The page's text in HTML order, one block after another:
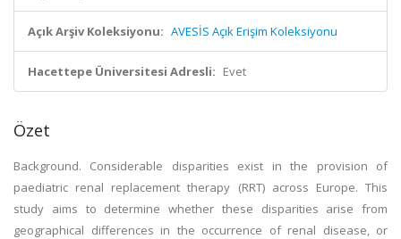
Açık Arşiv Koleksiyonu: AVESİS Açık Erişim Koleksiyonu
Hacettepe Üniversitesi Adresli: Evet
Özet
Background. Considerable disparities exist in the provision of
paediatric renal replacement therapy (RRT) across Europe. This
study aims to determine whether these disparities arise from
geographical differences in the occurrence of renal disease, or